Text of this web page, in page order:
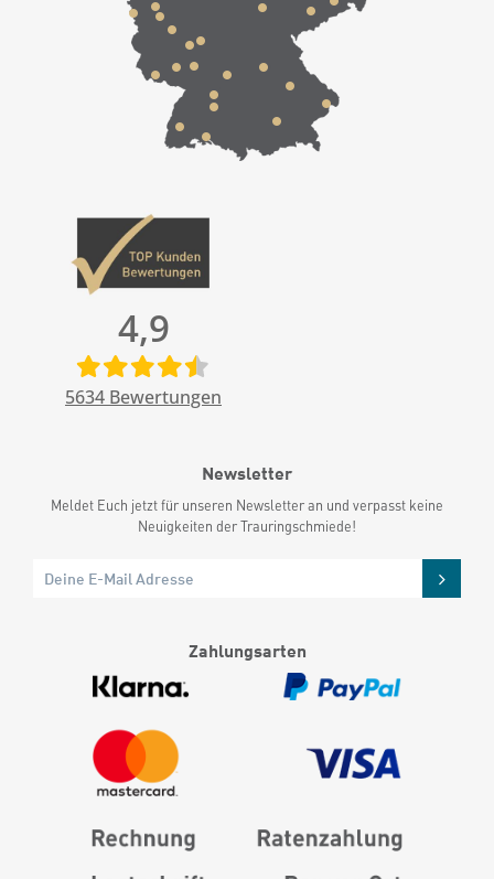
4,9
5634 Bewertungen
Newsletter
Meldet Euch jetzt für unseren Newsletter an und verpasst keine
Neuigkeiten der Trauringschmiede!
Zahlungsarten